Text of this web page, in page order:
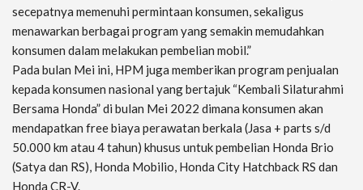
secepatnya memenuhi permintaan konsumen, sekaligus
menawarkan berbagai program yang semakin memudahkan
konsumen dalam melakukan pembelian mobil.”
Pada bulan Mei ini, HPM juga memberikan program penjualan
kepada konsumen nasional yang bertajuk “Kembali Silaturahmi
Bersama Honda” di bulan Mei 2022 dimana konsumen akan
mendapatkan free biaya perawatan berkala (Jasa + parts s/d
50.000 km atau 4 tahun) khusus untuk pembelian Honda Brio
(Satya dan RS), Honda Mobilio, Honda City Hatchback RS dan
Honda CR-V.